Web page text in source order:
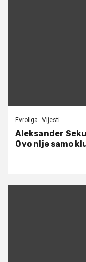
Evroliga Vijesti
Aleksander
Ovo nije samo